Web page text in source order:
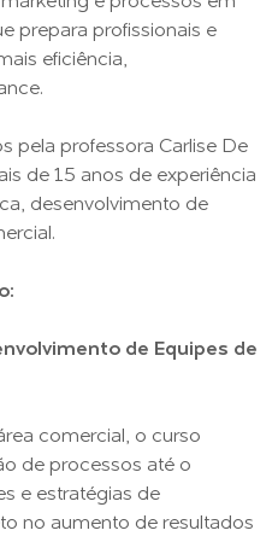
prepara profissionais e
eficiência,
pela professora Carlise De
de 15 anos de experiência
desenvolvimento de
de Equipes de
comercial, o curso
de processos até o
e estratégias de
no aumento de resultados